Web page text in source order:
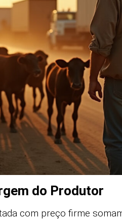
do Produtor
com preço firme